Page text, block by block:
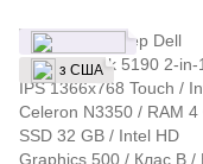
з США